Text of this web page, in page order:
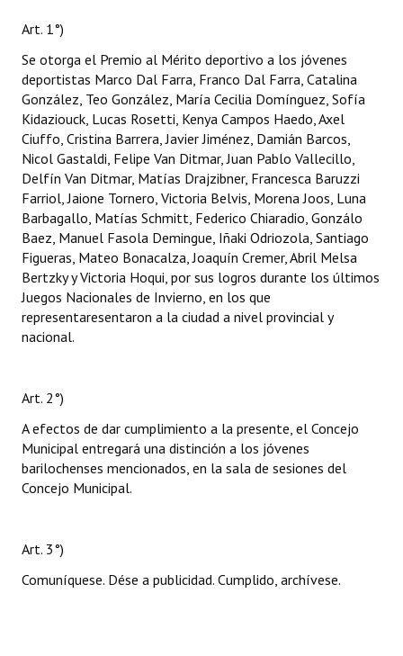
Art. 1°)
Se otorga el Premio al Mérito deportivo a los jóvenes
deportistas Marco Dal Farra, Franco Dal Farra, Catalina
González, Teo González, María Cecilia Domínguez, Sofía
Kidaziouck, Lucas Rosetti, Kenya Campos Haedo, Axel
Ciuffo, Cristina Barrera, Javier Jiménez, Damián Barcos,
Nicol Gastaldi, Felipe Van Ditmar, Juan Pablo Vallecillo,
Delfín Van Ditmar, Matías Drajzibner, Francesca Baruzzi
Farriol, Jaione Tornero, Victoria Belvis, Morena Joos, Luna
Barbagallo, Matías Schmitt, Federico Chiaradio, Gonzálo
Baez, Manuel Fasola Demingue, Iñaki Odriozola, Santiago
Figueras, Mateo Bonacalza, Joaquín Cremer, Abril Melsa
Bertzky y Victoria Hoqui, por sus logros durante los últimos
Juegos Nacionales de Invierno, en los que
representaresentaron a la ciudad a nivel provincial y
nacional.
Art. 2°)
A efectos de dar cumplimiento a la presente, el Concejo
Municipal entregará una distinción a los jóvenes
barilochenses mencionados, en la sala de sesiones del
Concejo Municipal.
Art. 3°)
Comuníquese. Dése a publicidad. Cumplido, archívese.